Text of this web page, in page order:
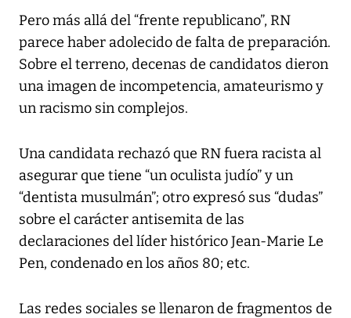
Pero más allá del “frente republicano”, RN
parece haber adolecido de falta de preparación.
Sobre el terreno, decenas de candidatos dieron
una imagen de incompetencia, amateurismo y
un racismo sin complejos.
Una candidata rechazó que RN fuera racista al
asegurar que tiene “un oculista judío” y un
“dentista musulmán”; otro expresó sus “dudas”
sobre el carácter antisemita de las
declaraciones del líder histórico Jean-Marie Le
Pen, condenado en los años 80; etc.
Las redes sociales se llenaron de fragmentos de